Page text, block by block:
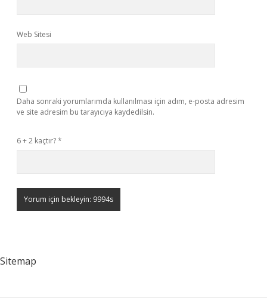
Web Sitesi
Daha sonraki yorumlarımda kullanılması için adım, e-posta adresim
ve site adresim bu tarayıcıya kaydedilsin.
6 + 2 kaçtır?*
Sitemap